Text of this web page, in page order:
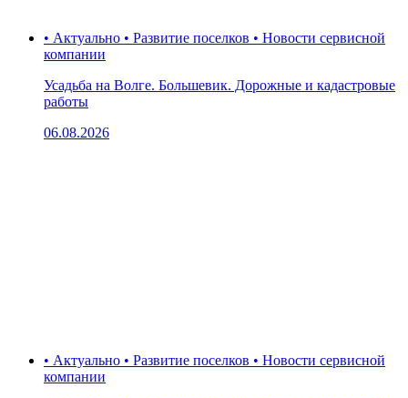
• Актуально • Развитие поселков • Новости сервисной
компании
Усадьба на Волге. Большевик. Дорожные и кадастровые
работы
06.08.2026
• Актуально • Развитие поселков • Новости сервисной
компании